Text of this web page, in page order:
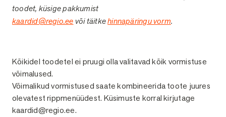
toodet, küsige pakkumist
kaardid@regio.ee või täitkehinnapäringu vorm.
Viimistlused
Kõikidel toodetel ei pruugi olla valitavad kõik vormistuse
võimalused.
Võimalikud vormistused saate kombineerida toote juures
olevatest rippmenüüdest. Küsimuste korral kirjutage
kaardid@regio.ee.